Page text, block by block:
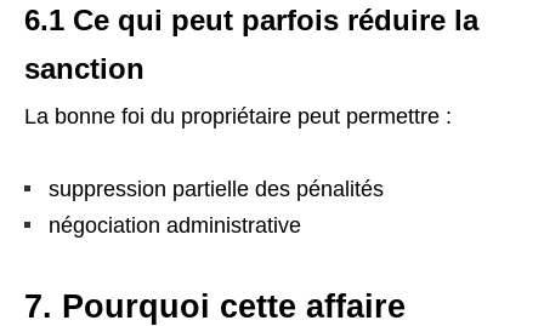
6.1 Ce qui peut parfois réduire la
sanction
La bonne foi du propriétaire peut permettre :
suppression partielle des pénalités
négociation administrative
7. Pourquoi cette affaire